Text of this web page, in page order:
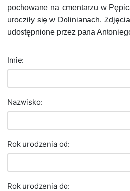
pochowane na cmentarzu w
urodziły się w Dolinianach.
udostępnione przez pana
Imie:
Nazwisko:
Rok urodzenia od:
Rok urodzenia do: